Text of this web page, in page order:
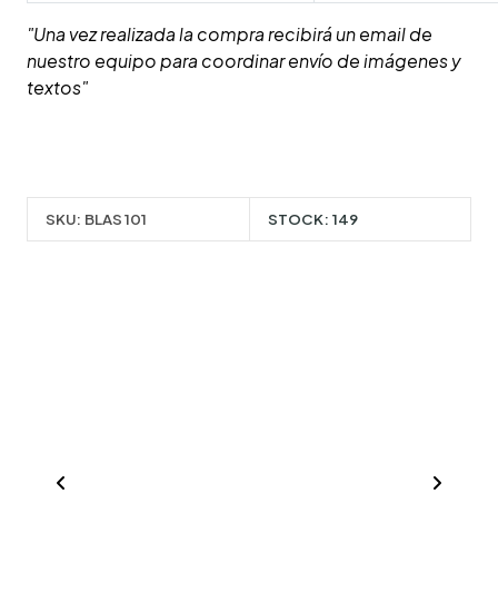
"Una vez realizada la compra recibirá un email de
nuestro equipo para coordinar envío de imágenes y
textos"
SKU: BLAS 101 STOCK: 149